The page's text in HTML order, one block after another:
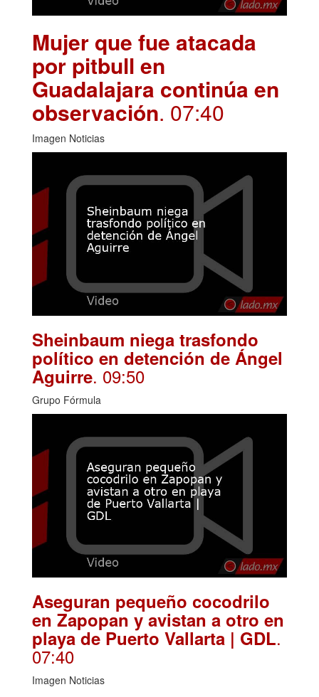
Mujer que fue atacada
por pitbull en
Guadalajara continúa en
observación. 07:40
Imagen Noticias
Sheinbaum niega trasfondo
político en detención de Ángel
Aguirre. 09:50
Grupo Fórmula
Aseguran pequeño cocodrilo
en Zapopan y avistan a otro en
playa de Puerto Vallarta | GDL.
07:40
Imagen Noticias